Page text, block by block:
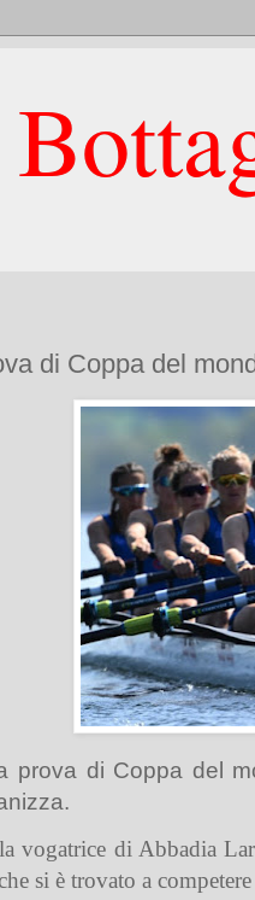
di Coppa del
prova di Coppa del
vogatrice di Abbadia
si è trovato a